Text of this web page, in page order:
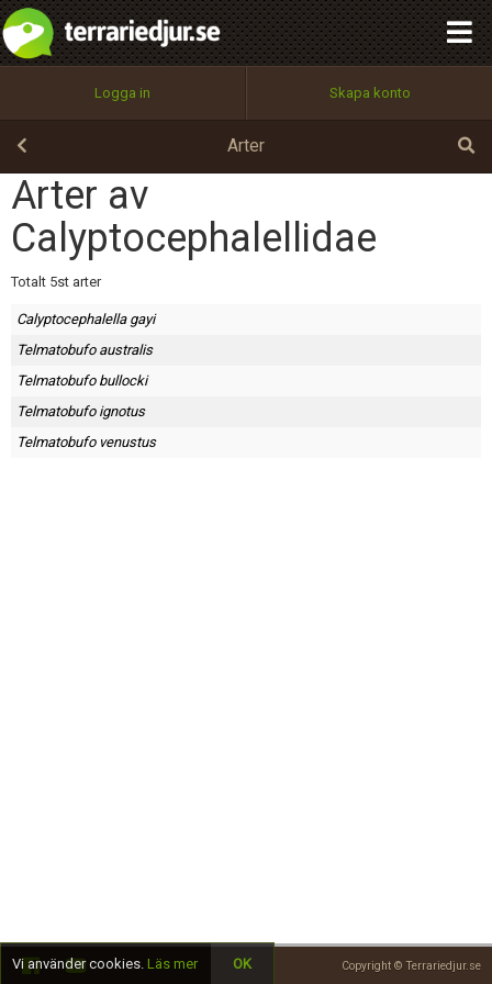
Logga in Skapa konto
Arter
Arter av
Calyptocephalellidae
Totalt 5st arter
Calyptocephalella gayi
Telmatobufo australis
Telmatobufo bullocki
Telmatobufo ignotus
Telmatobufo venustus
Copyright © Terrariedjur.se
Utför
100%
OK
integritetspolicy
Namn:
Epost:
Användarnamn:
Lösenord:
Terms of Service
Begär nytt lösenord
Tillbaka till förstasidan
Vi använder cookies. Läs mer OK